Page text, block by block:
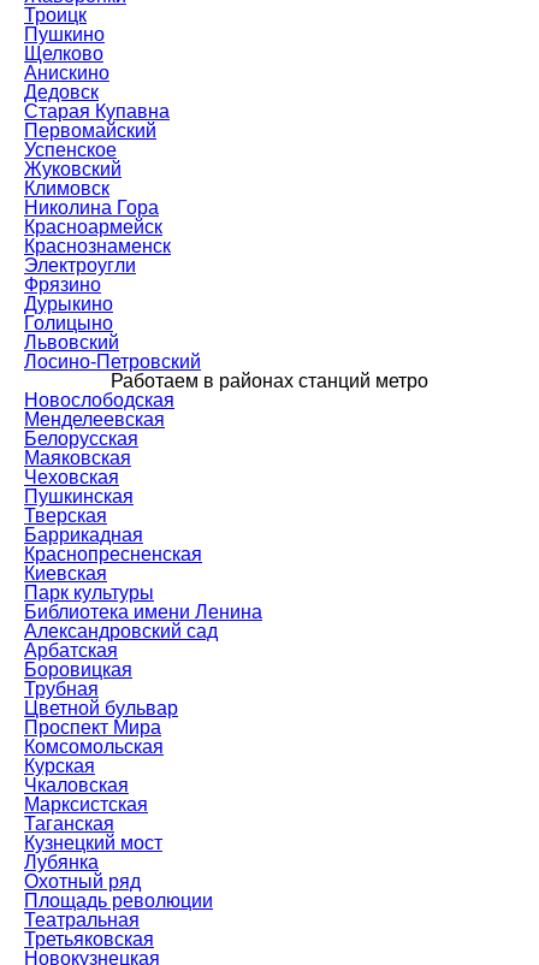
Троицк
Пушкино
Щелково
Анискино
Дедовск
Старая Купавна
Первомайский
Успенское
Жуковский
Климовск
Николина Гора
Красноармейск
Краснознаменск
Электроугли
Фрязино
Дурыкино
Голицыно
Львовский
Лосино-Петровский
Работаем в районах станций метро
Новослободская
Менделеевская
Белорусская
Маяковская
Чеховская
Пушкинская
Тверская
Баррикадная
Краснопресненская
Киевская
Парк культуры
Библиотека имени Ленина
Александровский сад
Арбатская
Боровицкая
Трубная
Цветной бульвар
Проспект Мира
Комсомольская
Курская
Чкаловская
Марксистская
Таганская
Кузнецкий мост
Лубянка
Охотный ряд
Площадь революции
Театральная
Третьяковская
Новокузнецкая